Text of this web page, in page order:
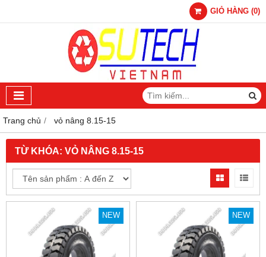
GIỎ HÀNG (0)
Trang chủ vỏ nâng 8.15-15
TỪ KHÓA: VỎ NÂNG 8.15-15
NEW NEW